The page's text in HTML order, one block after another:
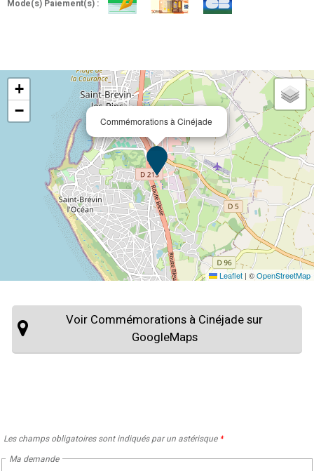
Mode(s) Paiement(s) :
Commémorations à Cinéjade
+
−
Leaflet | ©OpenStreetMap
Voir Commémorations à Cinéjade sur
GoogleMaps
Les champs obligatoires sont indiqués par un astérisque *
Ma demande